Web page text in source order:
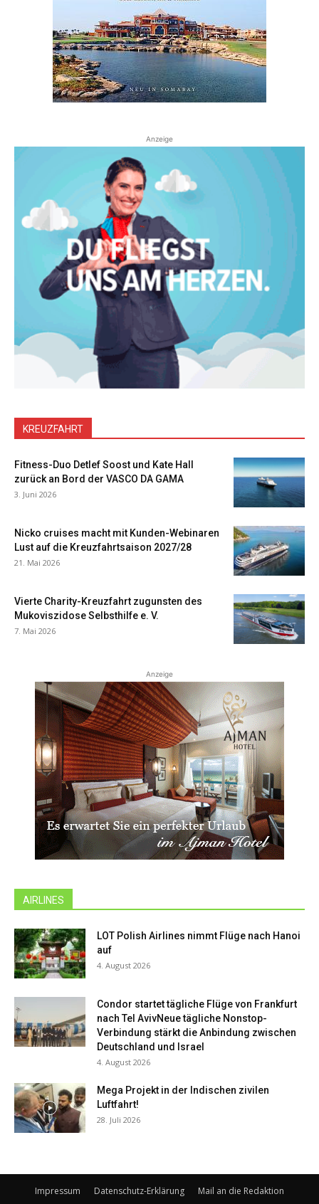
Anzeige
KREUZFAHRT
Fitness-Duo Detlef Soost und Kate Hall
zurück an Bord der VASCO DA GAMA
3. Juni 2026
Nicko cruises macht mit Kunden-Webinaren
Lust auf die Kreuzfahrtsaison 2027/28
21. Mai 2026
Vierte Charity-Kreuzfahrt zugunsten des
Mukoviszidose Selbsthilfe e. V.
7. Mai 2026
Anzeige
AIRLINES
LOT Polish Airlines nimmt Flüge nach Hanoi
auf
4. August 2026
Condor startet tägliche Flüge von Frankfurt
nach Tel AvivNeue tägliche Nonstop-
Verbindung stärkt die Anbindung zwischen
Deutschland und Israel
4. August 2026
Mega Projekt in der Indischen zivilen
Luftfahrt!
28. Juli 2026
Impressum Datenschutz-Erklärung Mail an die Redaktion